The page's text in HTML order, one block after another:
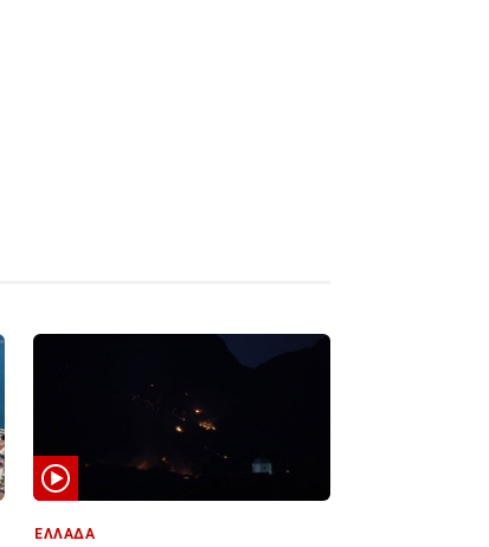
ΕΛΛΑΔΑ